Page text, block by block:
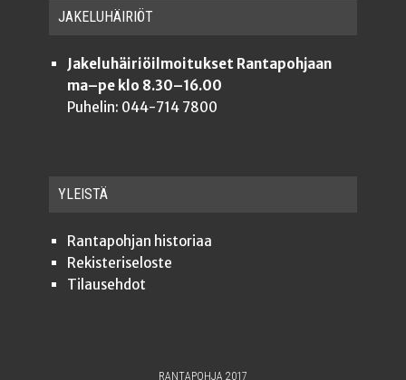
JAKE­LU­HÄI­RIÖT
Jakeluhäiriöilmoitukset Rantapohjaan
ma–pe klo 8.30–16.00
Puhelin: 044-714 7800
YLEISTÄ
Ran­ta­poh­jan historiaa
Rekis­te­ri­se­los­te
Tilauseh­dot
RANTAPOHJA 2017